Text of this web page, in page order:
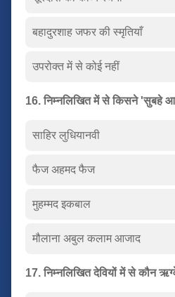
बहादुरशाह जफर की स्मृतियाँ
उपरोक्त में से कोई नहीं
16. निम्नलिखित में से किसने 'सुबहे
साहिर लुधियानवी
फैज अहमद फैज
मुहम्मद इकबाल
मौलाना अबुल कलाम आजाद
17. निम्नलिखित देवियों में से कौन